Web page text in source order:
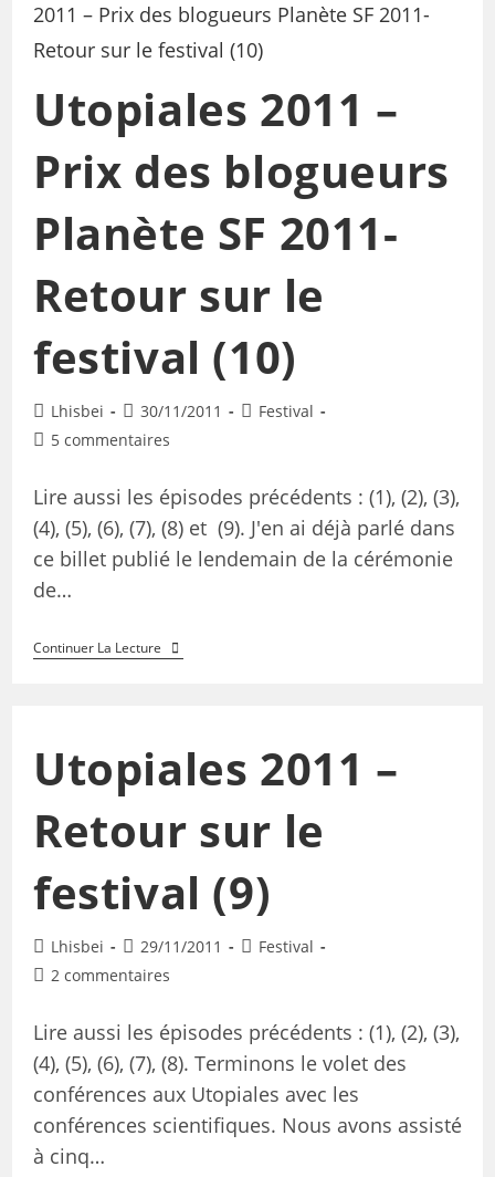
Utopiales 2011 –
Prix des blogueurs
Planète SF 2011-
Retour sur le
festival (10)
Lhisbei 30/11/2011
Festival
5 commentaires
Lire aussi les épisodes précédents : (1), (2), (3),
(4), (5), (6), (7), (8) et (9). J'en ai déjà parlé dans
ce billet publié le lendemain de la cérémonie
de…
Continuer La Lecture
Utopiales 2011 –
Retour sur le
festival (9)
Lhisbei 29/11/2011
Festival
2 commentaires
Lire aussi les épisodes précédents : (1), (2), (3),
(4), (5), (6), (7), (8). Terminons le volet des
conférences aux Utopiales avec les
conférences scientifiques. Nous avons assisté
à cinq…